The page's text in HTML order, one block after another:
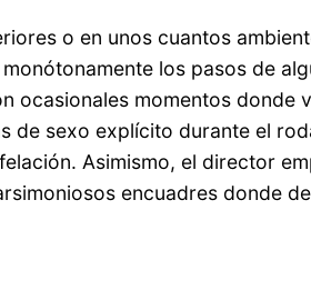
o en unos cuantos
los pasos de
ocasionales momentos donde
sexo explícito durante el
Asimismo, el director
encuadres donde